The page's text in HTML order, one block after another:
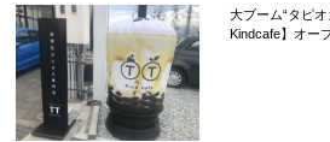
大ブーム“タピ
Kindcafe】オー